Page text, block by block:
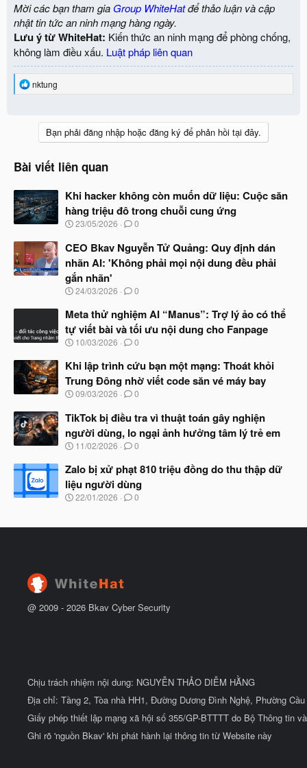
Mời các bạn tham gia Group WhiteHatđể thảo luận và cập
nhật tin tức an ninh mạng hàng ngày.
Lưu ý từ WhiteHat: Kiến thức an ninh mạng để phòng chống,
không làm điều xấu. Luật pháp liên quan
R
nktung
Bạn phải đăng nhập hoặc đăng ký để phản hồi tại đây.
Bài viết liên quan
Khi hacker không còn muốn dữ liệu: Cuộc săn
hàng triệu đô trong chuỗi cung ứng
N
à
y
b
ắ
t
ầ
u
23/05/2026 0
CEO Bkav Nguyễn Tử Quảng: Quy định dán
nhãn AI: 'Không phải mọi nội dung đều phải
gắn nhãn'
N
à
b
ắ
đ
ầ
u
24/03/2026 0
Meta thử nghiệm AI “Manus”: Trợ lý ảo có thể
tự viết bài và tối ưu nội dung cho Fanpage
N
à
b
ắ
đ
ầ
u
10/03/2026 0
Khi lập trình cứu bạn một mạng: Thoát khỏi
Trung Đông nhờ viết code săn vé máy bay
N
à
y
b
ắ
đ
ầ
u
09/03/2026 0
TikTok bị điều tra vì thuật toán gây nghiện
người dùng, lo ngại ảnh hưởng tâm lý trẻ em
N
à
b
ắ
11/02/2026 0
Zalo bị xử phạt 810 triệu đồng do thu thập dữ
liệu người dùng
N
y
ầ
22/01/2026 0
@ 2009 - 2026 Bkav Cyber Security
Chịu trách nhiệm nội dung: NGUYỄN THẢO DIỄM HẰNG
Địa chỉ: Tầng 2, Tòa nhà HH1, Đường Dương Đình Nghệ, Phường
Giấy phép thiết lập mạng xã hội số 355/GP-BTTTT do Bộ Thông tin
Ghi rõ 'nguồn Bkav' khi phát hành lại thông tin từ Website này